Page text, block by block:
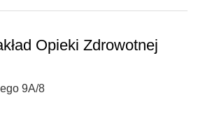
Opieki Zdrowotnej
9A/8